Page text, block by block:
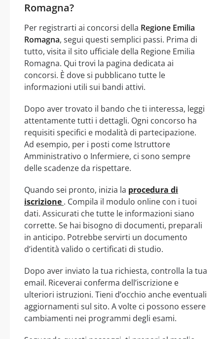
Romagna?
Per registrarti ai concorsi della Regione Emilia
Romagna, segui questi semplici passi. Prima di
tutto, visita il sito ufficiale della Regione Emilia
Romagna. Qui trovi la pagina dedicata ai
concorsi. È dove si pubblicano tutte le
informazioni utili sui bandi attivi.
Dopo aver trovato il bando che ti interessa, leggi
attentamente tutti i dettagli. Ogni concorso ha
requisiti specifici e modalità di partecipazione.
Ad esempio, per i posti come Istruttore
Amministrativo o Infermiere, ci sono sempre
delle scadenze da rispettare.
Quando sei pronto, inizia la procedura di
iscrizione . Compila il modulo online con i tuoi
dati. Assicurati che tutte le informazioni siano
corrette. Se hai bisogno di documenti, preparali
in anticipo. Potrebbe servirti un documento
d’identità valido o certificati di studio.
Dopo aver inviato la tua richiesta, controlla la tua
email. Riceverai conferma dell’iscrizione e
ulteriori istruzioni. Tieni d’occhio anche eventuali
aggiornamenti sul sito. A volte ci possono essere
cambiamenti nei programmi degli esami.